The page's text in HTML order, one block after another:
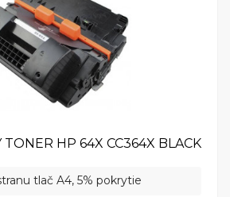
TONER HP 64X CC364X BLACK
tlač A4, 5% pokrytie